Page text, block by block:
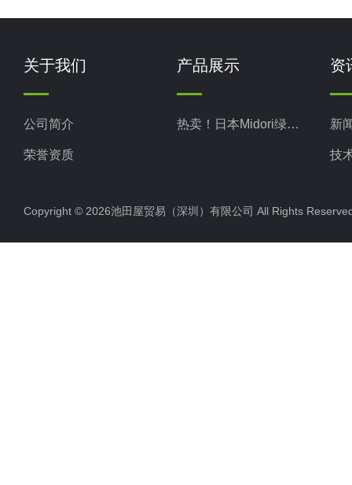
关于我们
公司简介
荣誉资质
产品展示
热卖！日本Midori绿安全
资
新
技
Copyright © 2026池田屋贸易（深圳）有限公司 All Rights